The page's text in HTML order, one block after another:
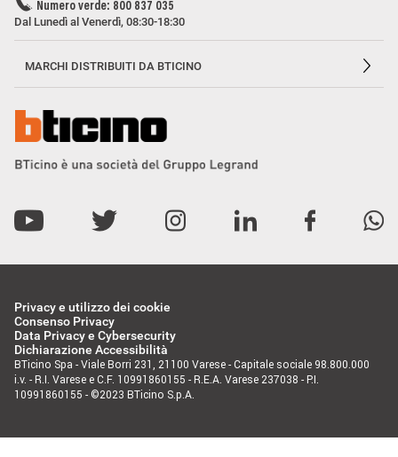
Numero verde: 800 837 035
Dal Lunedì al Venerdì, 08:30-18:30
MARCHI DISTRIBUITI DA BTICINO
Privacy e utilizzo dei cookie
Consenso Privacy
Data Privacy e Cybersecurity
Dichiarazione Accessibilità
BTicino Spa - Viale Borri 231, 21100 Varese - Capitale sociale 98.800.000
i.v. - R.I. Varese e C.F. 10991860155 - R.E.A. Varese 237038 - P.I.
10991860155 - ©2023 BTicino S.p.A.